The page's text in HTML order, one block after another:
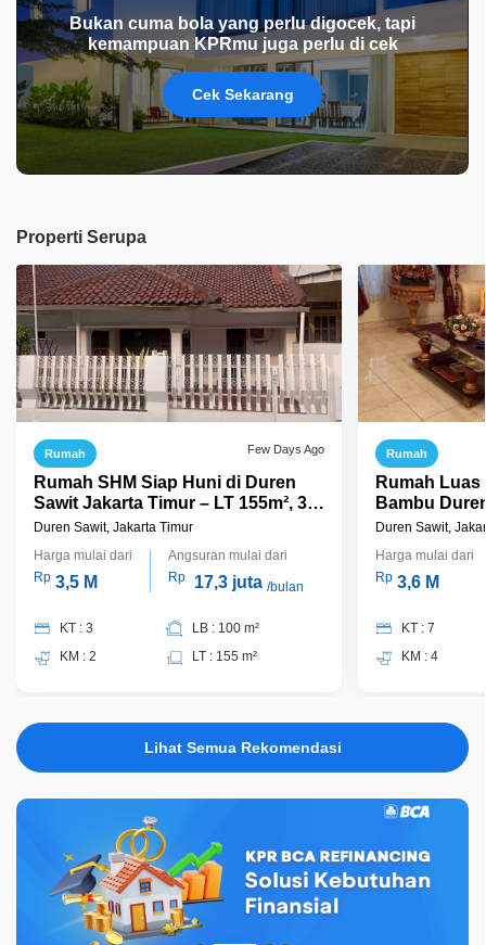
Bukan cuma bola yang perlu digocek, tapi
kemampuan KPRmu juga perlu di cek
Cek Sekarang
Properti Serupa
Rumah Few Days Ago
Rumah SHM Siap Huni di Duren
Sawit Jakarta Timur – LT 155m², 3
KT, Carport, Harga Rp3,5 M Nego
Duren Sawit, Jakarta Timur
Harga mulai dari
Rp 3,5 M
Angsuran mulai dari
Rp
17,3 juta /bulan
KT : 3
KM : 2
LB : 100 m²
LT : 155 m²
Rumah
Rumah
Bambu
Dekat Tol
Duren Sawit,
Harga mulai dari
Rp 3,6 M
KT : 7
KM : 4
Lihat Semua Rekomendasi